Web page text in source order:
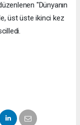
"Dünyanın
üst üste ikinci kez